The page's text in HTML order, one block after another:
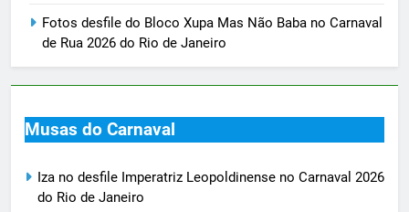
Fotos desfile do Bloco Xupa Mas Não Baba no Carnaval
de Rua 2026 do Rio de Janeiro
Musas do Carnaval
Iza no desfile Imperatriz Leopoldinense no Carnaval 2026
do Rio de Janeiro